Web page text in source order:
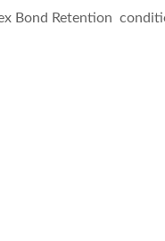
Bond Retention